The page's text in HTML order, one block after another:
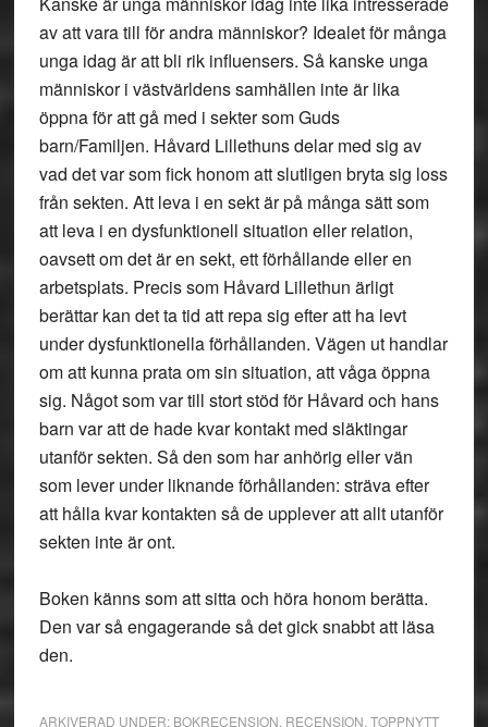
av att vara till för andra människor? Idealet för många
unga idag är att bli rik influensers. Så kanske unga
människor i västvärldens samhällen inte är lika
öppna för att gå med i sekter som Guds
barn/Familjen. Håvard Lillethuns delar med sig av
vad det var som fick honom att slutligen bryta sig loss
från sekten. Att leva i en sekt är på många sätt som
att leva i en dysfunktionell situation eller relation,
oavsett om det är en sekt, ett förhållande eller en
arbetsplats. Precis som Håvard Lillethun ärligt
berättar kan det ta tid att repa sig efter att ha levt
under dysfunktionella förhållanden. Vägen ut handlar
om att kunna prata om sin situation, att våga öppna
sig. Något som var till stort stöd för Håvard och hans
barn var att de hade kvar kontakt med släktingar
utanför sekten. Så den som har anhörig eller vän
som lever under liknande förhållanden: sträva efter
att hålla kvar kontakten så de upplever att allt utanför
sekten inte är ont.
Boken känns som att sitta och höra honom berätta.
Den var så engagerande så det gick snabbt att läsa
den.
ARKIVERAD UNDER: BOKRECENSION RECENSION TOPPNYTT